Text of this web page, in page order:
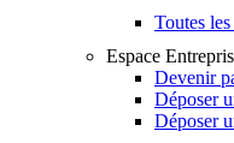
Toutes
Espace
Devenir
Déposer
Déposer